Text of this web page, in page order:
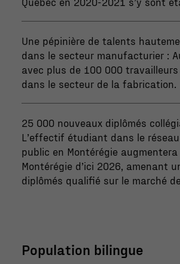
Une pépinière de talents
dans le secteur manufacturier :
avec plus de 100 000 travailleurs
dans le secteur de la fabrication.
25 000 nouveaux diplômés
L’effectif étudiant dans le
public en Montérégie
Montérégie d’ici 2026, amenant
diplômés qualifié sur le marché de
Population bilingue